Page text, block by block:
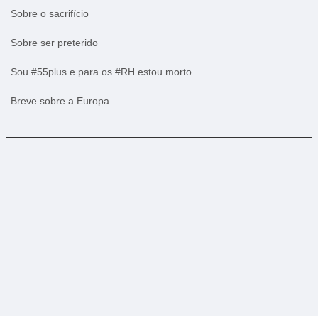
Sobre o sacrifício
Sobre ser preterido
Sou #55plus e para os #RH estou morto
Breve sobre a Europa